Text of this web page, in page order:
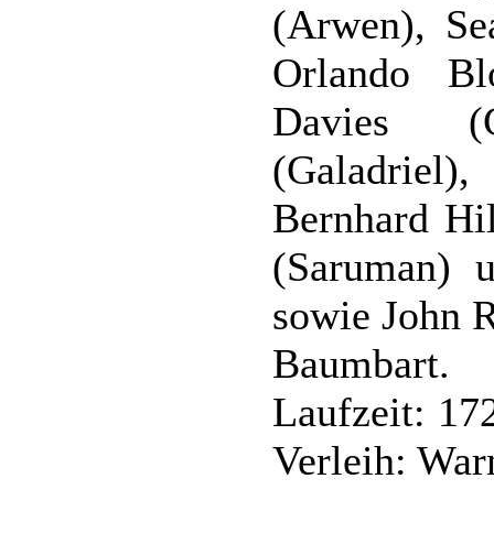
(Arwen),
Orlando
Davies
Bernhard
(Saruman)
sowie John
Baumbart.
Laufzeit:
Verleih: